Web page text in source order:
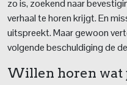
zo is, zoekend naar
verhaal te horen krijgt. En
uitspreekt. Maar gewoon
volgende beschuldiging de
Willen horen wat